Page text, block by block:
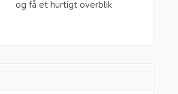
og få et hurtigt overblik